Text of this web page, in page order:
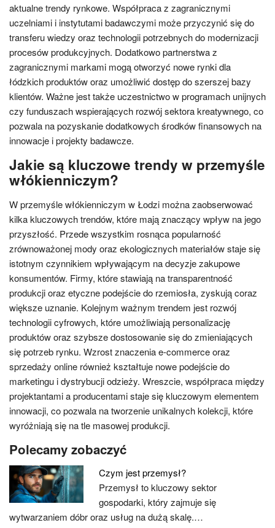
aktualne trendy rynkowe. Współpraca z zagranicznymi
uczelniami i instytutami badawczymi może przyczynić się do
transferu wiedzy oraz technologii potrzebnych do modernizacji
procesów produkcyjnych. Dodatkowo partnerstwa z
zagranicznymi markami mogą otworzyć nowe rynki dla
łódzkich produktów oraz umożliwić dostęp do szerszej bazy
klientów. Ważne jest także uczestnictwo w programach unijnych
czy funduszach wspierających rozwój sektora kreatywnego, co
pozwala na pozyskanie dodatkowych środków finansowych na
innowacje i projekty badawcze.
Jakie są kluczowe trendy w przemyśle
włókienniczym?
W przemyśle włókienniczym w Łodzi można zaobserwować
kilka kluczowych trendów, które mają znaczący wpływ na jego
przyszłość. Przede wszystkim rosnąca popularność
zrównoważonej mody oraz ekologicznych materiałów staje się
istotnym czynnikiem wpływającym na decyzje zakupowe
konsumentów. Firmy, które stawiają na transparentność
produkcji oraz etyczne podejście do rzemiosła, zyskują coraz
większe uznanie. Kolejnym ważnym trendem jest rozwój
technologii cyfrowych, które umożliwiają personalizację
produktów oraz szybsze dostosowanie się do zmieniających
się potrzeb rynku. Wzrost znaczenia e-commerce oraz
sprzedaży online również kształtuje nowe podejście do
marketingu i dystrybucji odzieży. Wreszcie, współpraca między
projektantami a producentami staje się kluczowym elementem
innowacji, co pozwala na tworzenie unikalnych kolekcji, które
wyróżniają się na tle masowej produkcji.
Polecamy zobaczyć
Czym jest przemysł?
Przemysł to kluczowy sektor
gospodarki, który zajmuje się
wytwarzaniem dóbr oraz usług na dużą skalę.…